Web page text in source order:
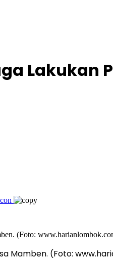
Lakukan
Mamben. (Foto: